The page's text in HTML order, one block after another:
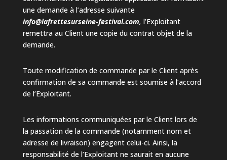
une demande à l’adresse suivante
info@lafrettesurseine-festival.com, l’Exploitant
remettra au Client une copie du contrat objet de la
demande.
Toute modification de commande par le Client après
confirmation de sa commande est soumise à l’accord
de l’Exploitant.
Les informations communiquées par le Client lors de
la passation de la commande (notamment nom et
adresse de livraison) engagent celui-ci. Ainsi, la
responsabilité de l’Exploitant ne saurait en aucune